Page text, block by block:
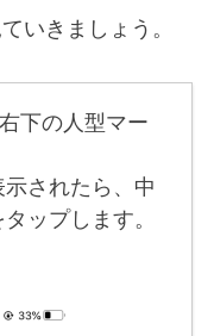
いきましょう。
下の人型マー
されたら、中
ップします。